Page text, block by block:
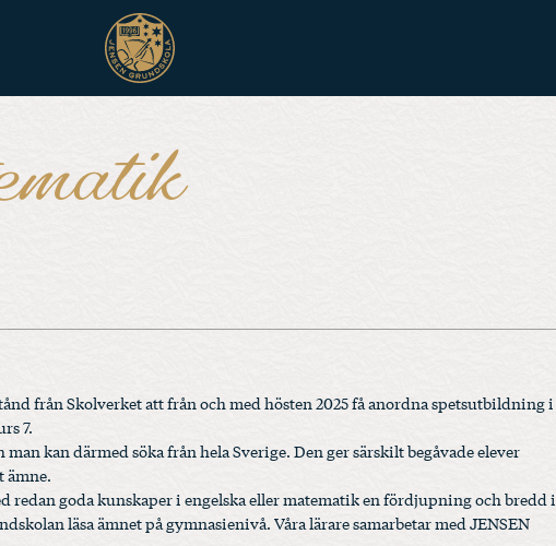
från Skolverket att från och med hösten 2025 få anordna spetsutbildning i
7.
kan därmed söka från hela Sverige. Den ger särskilt begåvade elever
ämne.
redan goda kunskaper i engelska eller matematik en fördjupning och bredd i
läsa ämnet på gymnasienivå. Våra lärare samarbetar med JENSEN